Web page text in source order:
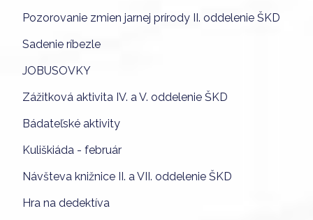
Pozorovanie zmien jarnej prírody II. oddelenie ŠKD
Sadenie ríbezle
JOBUSOVKY
Zážitková aktivita IV. a V. oddelenie ŠKD
Bádateľské aktivity
Kuliškiáda - február
Návšteva knižnice II. a VII. oddelenie ŠKD
Hra na dedektíva